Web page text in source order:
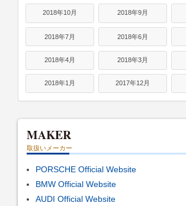
2018年10月 2018年9月
2018年7月 2018年6月
2018年4月 2018年3月
2018年1月 2017年12月
MAKER
取扱いメーカー
PORSCHE Official Website
BMW Official Website
AUDI Official Website